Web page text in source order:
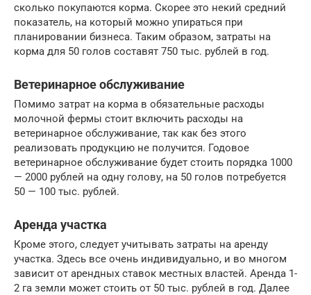
сколько покупаются корма. Скорее это некий средний
показатель, на который можно упираться при
планировании бизнеса. Таким образом, затраты на
корма для 50 голов составят 750 тыс. рублей в год.
Ветеринарное обслуживание
Помимо затрат на корма в обязательные расходы
молочной фермы стоит включить расходы на
ветеринарное обслуживание, так как без этого
реализовать продукцию не получится. Годовое
ветеринарное обслуживание будет стоить порядка 1000
— 2000 рублей на одну голову, на 50 голов потребуется
50 — 100 тыс. рублей.
Аренда участка
Кроме этого, следует учитывать затраты на аренду
участка. Здесь все очень индивидуально, и во многом
зависит от арендных ставок местных властей. Аренда 1-
2 га земли может стоить от 50 тыс. рублей в год. Далее